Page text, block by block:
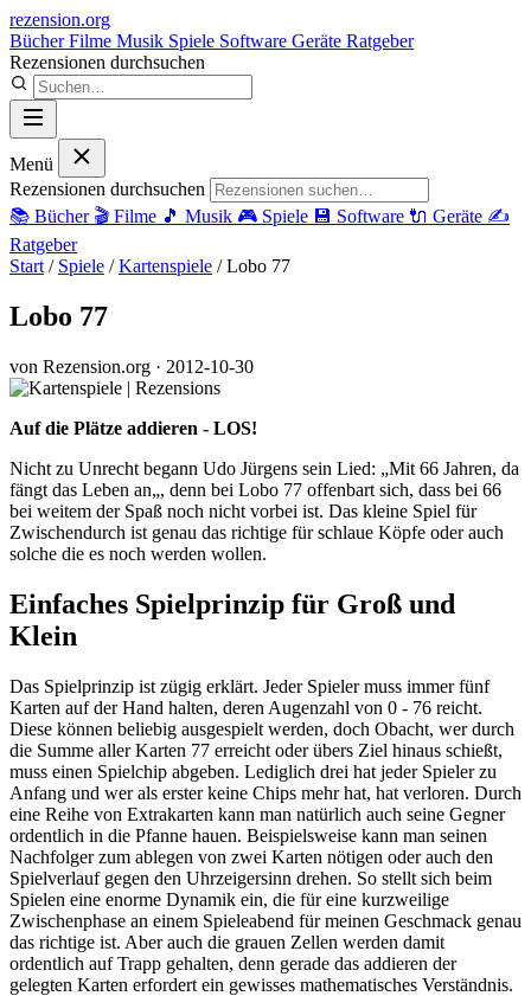
rezension.org
BücherFilme Musik Spiele Software Geräte Ratgeber
Rezensionen durchsuchen
Menü
Rezensionen durchsuchen
📚 Bücher 🎬 Filme 🎵 Musik 🎮 Spiele 💾 Software 🔌 Geräte ✍️
Ratgeber
Start / Spiele / Kartenspiele / Lobo 77
Lobo 77
von Rezension.org · 2012-10-30
Auf die Plätze addieren - LOS!
Nicht zu Unrecht begann Udo Jürgens sein Lied: „Mit 66 Jahren, da
fängt das Leben an„, denn bei Lobo 77 offenbart sich, dass bei 66
bei weitem der Spaß noch nicht vorbei ist. Das kleine Spiel für
Zwischendurch ist genau das richtige für schlaue Köpfe oder auch
solche die es noch werden wollen.
Einfaches Spielprinzip für Groß und
Klein
Das Spielprinzip ist zügig erklärt. Jeder Spieler muss immer fünf
Karten auf der Hand halten, deren Augenzahl von 0 - 76 reicht.
Diese können beliebig ausgespielt werden, doch Obacht, wer durch
die Summe aller Karten 77 erreicht oder übers Ziel hinaus schießt,
muss einen Spielchip abgeben. Lediglich drei hat jeder Spieler zu
Anfang und wer als erster keine Chips mehr hat, hat verloren. Durch
eine Reihe von Extrakarten kann man natürlich auch seine Gegner
ordentlich in die Pfanne hauen. Beispielsweise kann man seinen
Nachfolger zum ablegen von zwei Karten nötigen oder auch den
Spielverlauf gegen den Uhrzeigersinn drehen. So stellt sich beim
Spielen eine enorme Dynamik ein, die für eine kurzweilige
Zwischenphase an einem Spieleabend für meinen Geschmack genau
das richtige ist. Aber auch die grauen Zellen werden damit
ordentlich auf Trapp gehalten, denn gerade das addieren der
gelegten Karten erfordert ein gewisses mathematisches Verständnis.